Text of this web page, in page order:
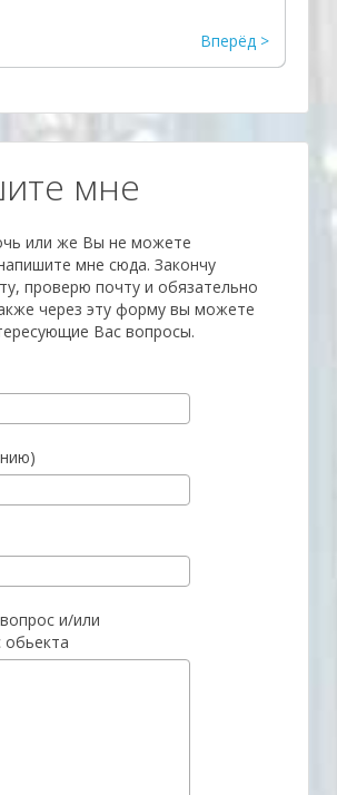
Вперёд >
мне
или же Вы не можете
мне сюда. Закончу
проверю почту и обязательно
через эту форму вы можете
Вас вопросы.
и/или
обьекта